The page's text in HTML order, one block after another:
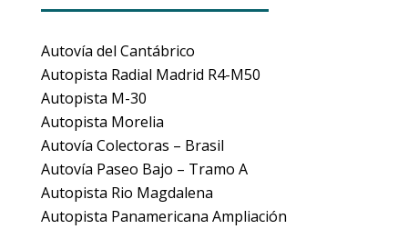
Autovía del Cantábrico
Autopista Radial Madrid R4-M50
Autopista M-30
Autopista Morelia
Autovía Colectoras – Brasil
Autovía Paseo Bajo – Tramo A
Autopista Rio Magdalena
Autopista Panamericana Ampliación